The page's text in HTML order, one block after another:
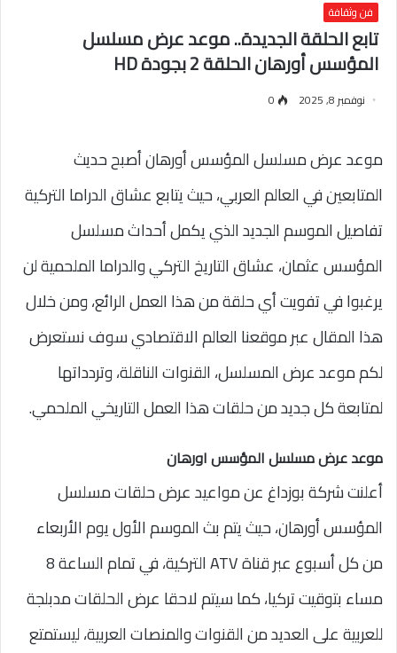
فن وثقافة
تابع الحلقة الجديدة.. موعد عرض مسلسل
المؤسس أورهان الحلقة 2 بجودة HD
نوفمبر 8, 2025 0
موعد عرض مسلسل المؤسس أورهان أصبح حديث
المتابعين في العالم العربي، حيث يتابع عشاق الدراما التركية
تفاصيل الموسم الجديد الذي يكمل أحداث مسلسل
المؤسس عثمان، عشاق التاريخ التركي والدراما الملحمية لن
يرغبوا في تفويت أي حلقة من هذا العمل الرائع، ومن خلال
هذا المقال عبر موقعنا العالم الاقتصادي سوف نستعرض
لكم موعد عرض المسلسل، القنوات الناقلة، وتردداتها
لمتابعة كل جديد من حلقات هذا العمل التاريخي الملحمي.
موعد عرض مسلسل المؤسس اورهان
أعلنت شركة بوزداغ عن مواعيد عرض حلقات مسلسل
المؤسس أورهان، حيث يتم بث الموسم الأول يوم الأربعاء
من كل أسبوع عبر قناة ATV التركية، في تمام الساعة 8
مساء بتوقيت تركيا، كما سيتم لاحقا عرض الحلقات مدبلجة
للعربية على العديد من القنوات والمنصات العربية، ليستمتع